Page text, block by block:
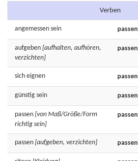
Verben
angemessen sein passen
aufgeben [aufhalten, aufhören,
verzichten]
passen
sich eignen passen
günstig sein passen
passen [von Maß/Größe/Form
richtig sein]
passen
passen [aufgeben, verzichten] passen